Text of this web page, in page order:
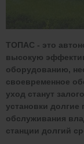
ТОПАС - это
высокую
оборудованию,
своевременное
уход станут
установки
обслуживания
станции долгий